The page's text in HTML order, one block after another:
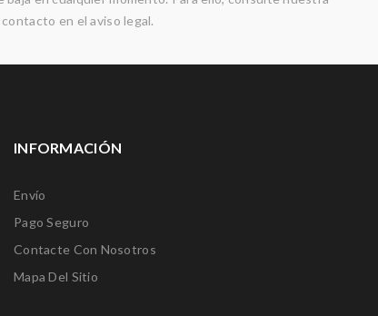
en el aviso legal.
INFORMACIÓN
Envío
Pago Seguro
Contacte Con Nosotros
Mapa Del Sitio